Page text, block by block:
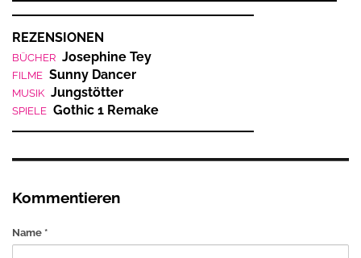
REZENSIONEN
BÜCHER Josephine Tey
FILME Sunny Dancer
MUSIK Jungstötter
SPIELE Gothic 1 Remake
Kommentieren
Name *